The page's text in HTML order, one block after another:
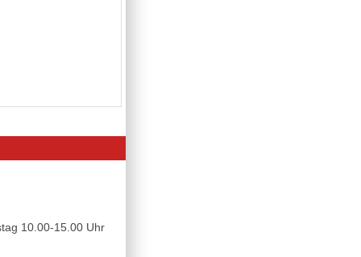
10.00-15.00 Uhr